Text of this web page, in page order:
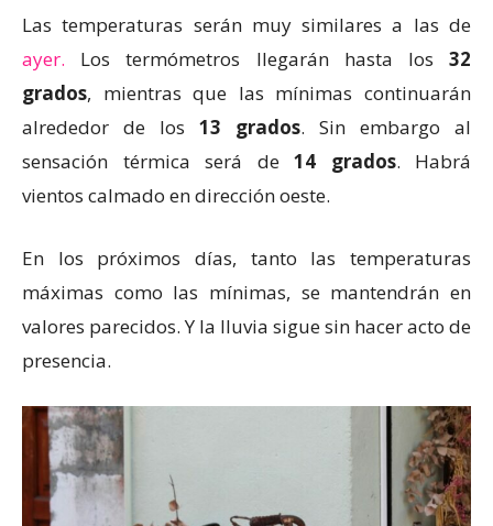
Las temperaturas serán muy similares a las de
ayer. Los termómetros llegarán hasta los 32
grados, mientras que las mínimas continuarán
alrededor de los 13 grados. Sin embargo al
sensación térmica será de 14 grados. Habrá
vientos calmado en dirección oeste.
En los próximos días, tanto las temperaturas
máximas como las mínimas, se mantendrán en
valores parecidos. Y la lluvia sigue sin hacer acto de
presencia.